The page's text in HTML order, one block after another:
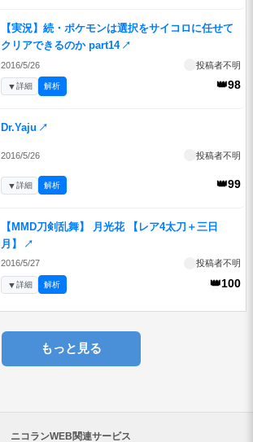
【実況】続・ポケモンは選択をサイコロに任せて
クリアできるのか part14 ↗
2016/5/26 投稿者不明
👑98
▼詳細 解析
Dr.Yaju ↗
2016/5/26 投稿者不明
👑99
▼詳細 解析
【MMD刀剣乱舞】 月光花 【レア4太刀＋三日
月】
↗
2016/5/27 投稿者不明
👑100
▼詳細 解析
もっと見る
ニコランWEB関連サービス